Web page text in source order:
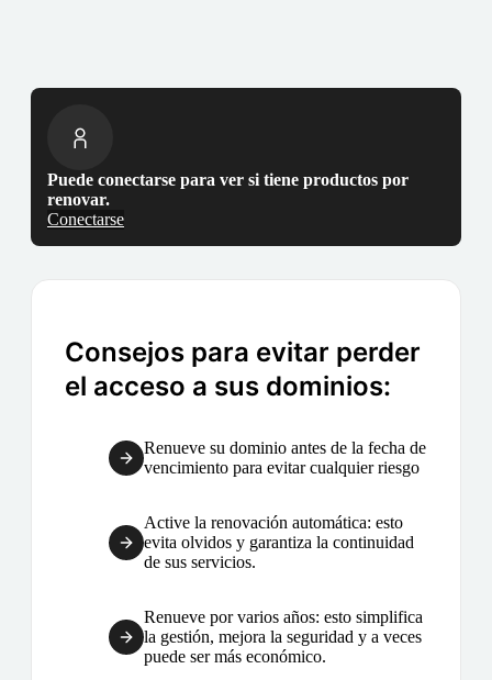
Puede conectarse para ver si tiene productos por
renovar.
Conectarse
Consejos para evitar perder
el acceso a sus dominios:
Renueve su dominio antes de la fecha de
vencimiento para evitar cualquier riesgo
Active la renovación automática: esto
evita olvidos y garantiza la continuidad
de sus servicios.
Renueve por varios años: esto simplifica
la gestión, mejora la seguridad y a veces
puede ser más económico.